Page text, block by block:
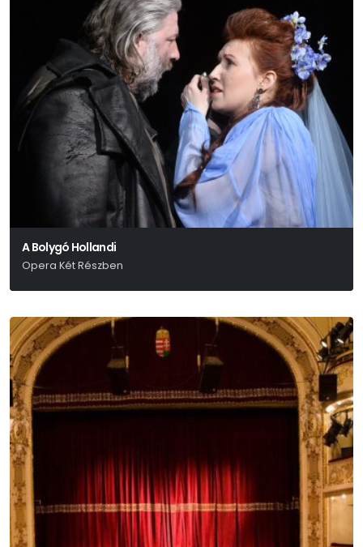
A Bolygó Hollandi
Opera Két Részben